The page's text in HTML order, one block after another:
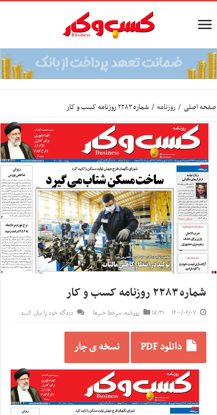
صفحه اصلی / روزنامه / شماره ۲۲۸۳ روزنامه کسب و کار
شماره ۲۲۸۳ روزنامه کسب و کار
۱۴۰۰/۰۶/۰۷ ۱۸:۳۱ روزنامه,سرخط خبرها دیدگاه خود را بیان کنید
دانلود PDF نسخه ی جار